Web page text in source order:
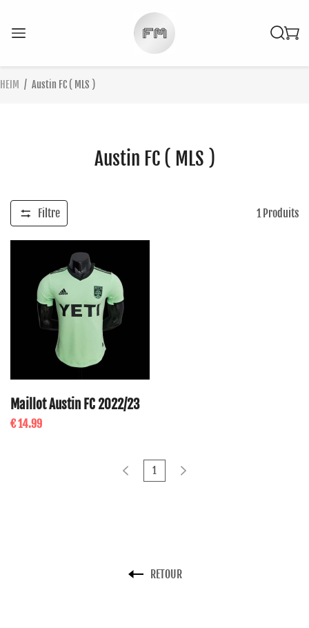
HEIM / Austin FC ( MLS )
Austin FC ( MLS )
Filtre 1Produits
Maillot Austin FC 2022/23
€ 14.99
1
RETOUR